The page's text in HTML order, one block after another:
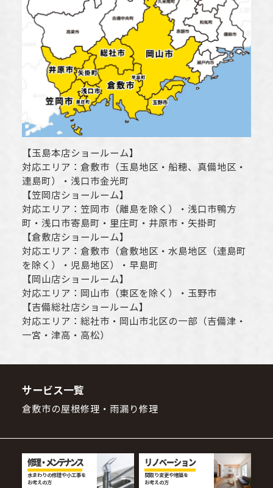
【玉島本店ショールーム】
対応エリア： 倉敷市 （玉島地区・船穂、真備地区・
連島町）・ 浅口市金光町
【笠岡店ショールーム】
対応エリア： 笠岡市（離島を除く） ・ 浅口市鴨方
町・ 浅口市寄島町・里庄町・ 井原市 ・矢掛町
【倉敷店ショールーム】
対応エリア： 倉敷市 （倉敷地区・水島地区（連島町
を除く）・児島地区）・早島町
【岡山店ショールーム】
対応エリア： 岡山市 （東区を除く）・玉野市
【吉備総社店ショールーム】
対応エリア： 総社市 ・ 岡山市北区の一部（吉備津・
一宮・津高・高松）
サービス一覧
倉敷市の屋根修理・雨漏り修理
修理・メンテナンス
水まわりの修理や小工事を
お考えの方
リノベーション
間取り変更や増築を
お考えの方